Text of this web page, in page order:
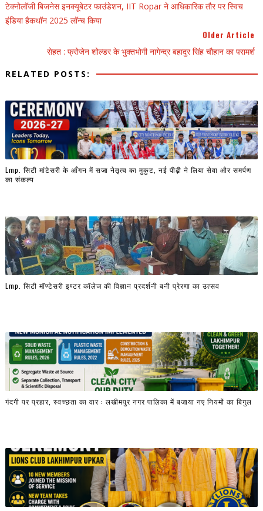
टेक्नोलॉजी बिजनेस इनक्यूबेटर फाउंडेशन, IIT Ropar ने आधिकारिक तौर पर स्विच
इंडिया हैकथॉन 2025 लॉन्च किया
Older Article
सेहत : फ्रोजेन शोल्डर के भुक्तभोगी नागेन्द्र बहादुर सिंह चौहान का परामर्श
RELATED POSTS:
Lmp. सिटी मांटेसरी के आँगन में सजा नेतृत्व का मुकुट, नई पीढ़ी ने लिया सेवा और समर्पण
का संकल्प
Lmp. सिटी मॉण्टेसरी इण्टर कॉलेज की विज्ञान प्रदर्शनी बनी प्रेरणा का उत्सव
गंदगी पर प्रहार, स्वच्छता का वार : लखीमपुर नगर पालिका में बजाया नए नियमों का बिगुल